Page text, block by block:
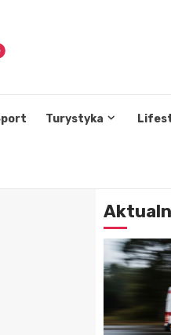
Turystyka